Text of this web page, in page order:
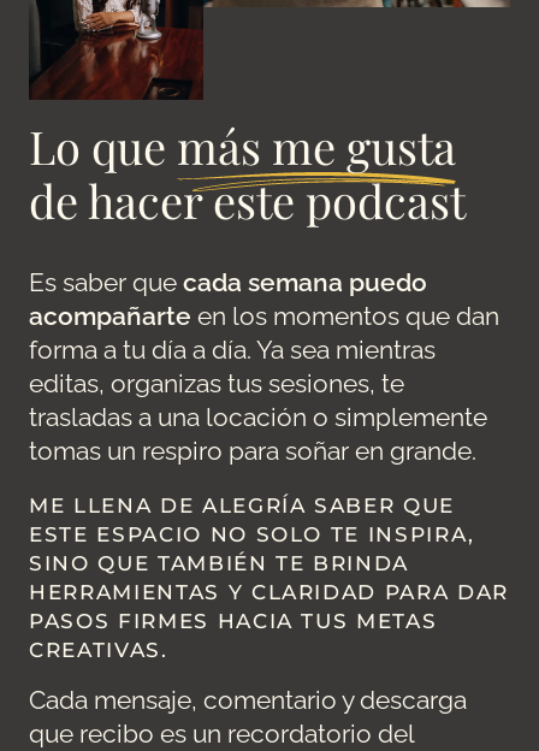
Lo que más me gusta
de hacer este podcast
Es saber que cada semana puedo
acompañarte en los momentos que dan
forma a tu día a día. Ya sea mientras
editas, organizas tus sesiones, te
trasladas a una locación o simplemente
tomas un respiro para soñar en grande.
ME LLENA DE ALEGRÍA SABER QUE
ESTE ESPACIO NO SOLO TE INSPIRA,
SINO QUE TAMBIÉN TE BRINDA
HERRAMIENTAS Y CLARIDAD PARA DAR
PASOS FIRMES HACIA TUS METAS
CREATIVAS.
Cada mensaje, comentario y descarga
que recibo es un recordatorio del